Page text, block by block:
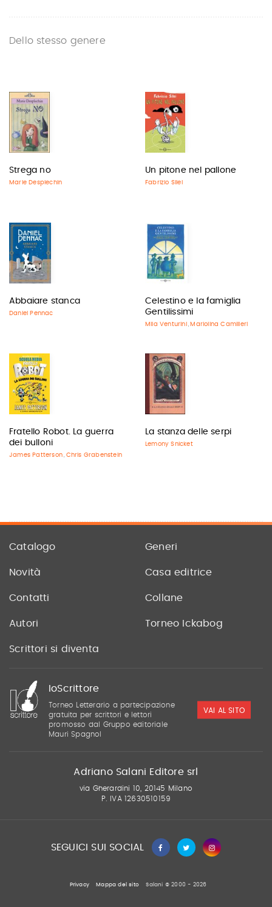
Dello stesso genere
Strega no
Marie Desplechin
Un pitone nel pallone
Fabrizio Silei
Abbaiare stanca
Daniel Pennac
Celestino e la famiglia
Gentilissimi
Mila Venturini , Mariolina Camilleri
Fratello Robot. La guerra
dei bulloni
James Patterson , Chris Grabenstein
La stanza delle serpi
Lemony Snicket
Catalogo Generi
Novità Casa editrice
Contatti Collane
Autori Torneo Ickabog
Scrittori si diventa
IoScrittore
Torneo Letterario a partecipazione
gratuita per scrittori e lettori
promosso dal Gruppo editoriale
Mauri Spagnol
VAI AL SITO
Adriano Salani Editore srl
via Gherardini 10, 20145 Milano
P. IVA 12630510159
SEGUICI SUI SOCIAL
Privacy Mappa del sito Salani © 2000 - 2026